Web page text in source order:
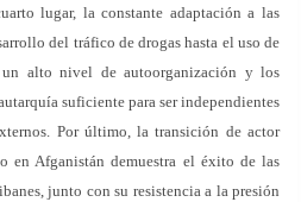
lugar, la constante adaptación a las
del tráfico de drogas hasta el uso de
alto nivel de autoorganización y los
suficiente para ser independientes
Por último, la transición de actor
en Afganistán demuestra el éxito de las
junto con su resistencia a la presión